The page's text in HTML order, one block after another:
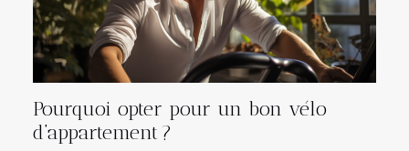
Pourquoi opter pour un bon vélo
d’appartement ?